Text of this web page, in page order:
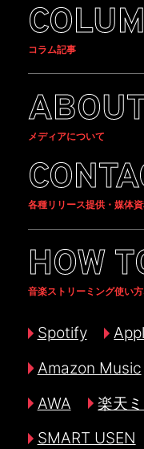
コラム記事
メディアについて
各種リリース提供・媒体
HOW
音楽ストリーミング使い
Spotify
Amazon Music
AWA
楽天
SMART USEN